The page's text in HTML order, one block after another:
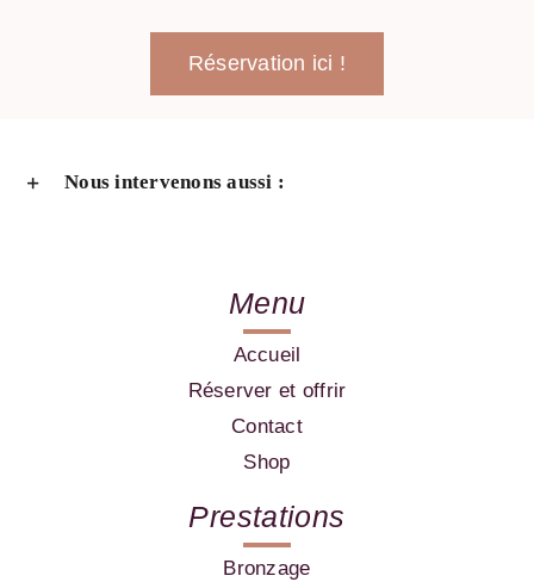
Réservation ici !
Nous intervenons aussi :
Menu
Accueil
Réserver et offrir
Contact
Shop
Prestations
Bronzage